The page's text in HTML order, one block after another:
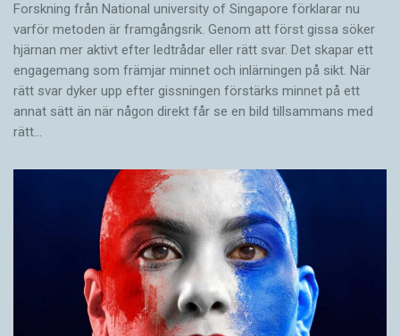
Forskning från National university of Singa­pore förklarar nu
varför metoden är framgångsrik. Genom att först gissa ­söker
hjärnan mer aktivt ­efter ledtrådar eller rätt svar. Det skapar ett
engagemang som främjar minnet och inlärningen på sikt. När
rätt svar dyker upp efter gissningen förstärks minnet på ett
annat sätt än när någon direkt får se en bild tillsammans med
rätt…